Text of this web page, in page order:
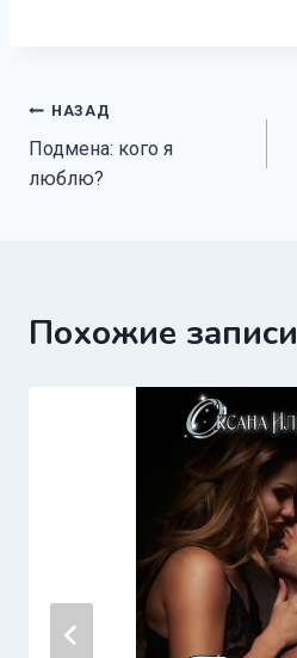
Навигация
по
НАЗАД
Подмена: кого я
люблю?
Похожие записи